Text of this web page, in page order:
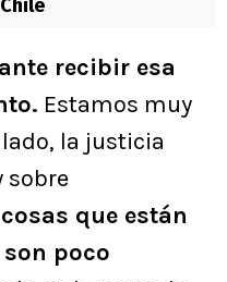
recibir esa
Estamos muy
la justicia
sobre
que están
poco